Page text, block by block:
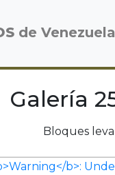
de
Galería
Bloques